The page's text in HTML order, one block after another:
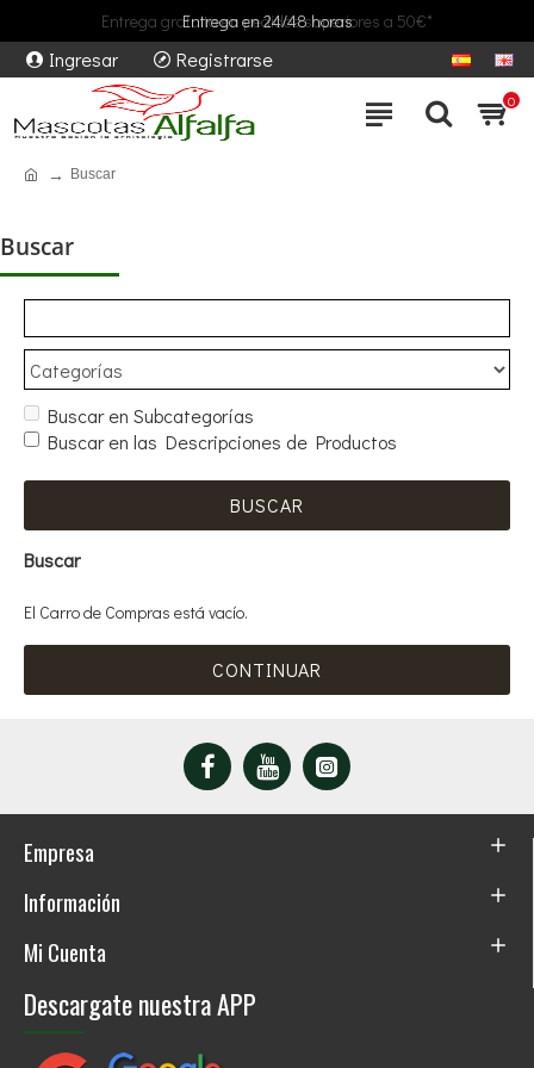
Entrega gratuita en pedidos superiores a 50€*
Entrega en 24/48 horas
Ingresar Registrarse
0
Buscar
Buscar
Buscar en Subcategorías
Buscar en las Descripciones de Productos
BUSCAR
Buscar
El Carro de Compras está vacío.
CONTINUAR
Empresa
Información
Mi Cuenta
Descargate nuestra APP